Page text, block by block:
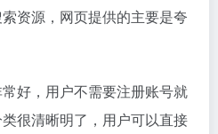
资源，网页提供的主要是夸
好，用户不需要注册账号就
很清晰明了，用户可以直接